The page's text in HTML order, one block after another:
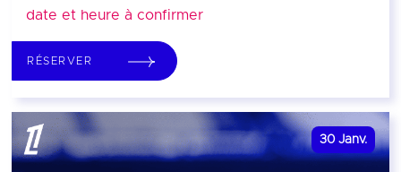
date et heure à confirmer
RÉSERVER
30 Janv.